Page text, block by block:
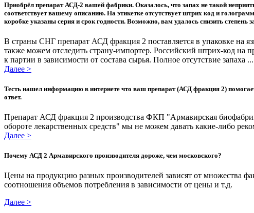
Приобрёл препарат АСД-2 вашей фабрики. Оказалось, что запах не такой
соответствует вашему описанию. На этикетке отсутствует штрих код и
коробке указаны серия и срок годности. Возможно, вам удалось снизить
В страны СНГ препарат АСД фракция 2 поставляется в упаковке на
также можем отследить страну-импортер. Российский штрих-код на
к партии в зависимости от состава сырья. Полное отсутствие запаха ...
Далее >
Тесть нашел информацию в интернете что ваш препарат (АСД фракция 2)
ответ.
Препарат АСД фракция 2 производства ФКП "Армавирская
обороте лекарственных средств" мы не можем давать какие-либо
Далее >
Почему АСД 2 Армавирского производителя дороже, чем московского?
Цены на продукцию разных производителей зависят от множества
соотношения объемов потребления в зависимости от цены и т.д.
Далее >